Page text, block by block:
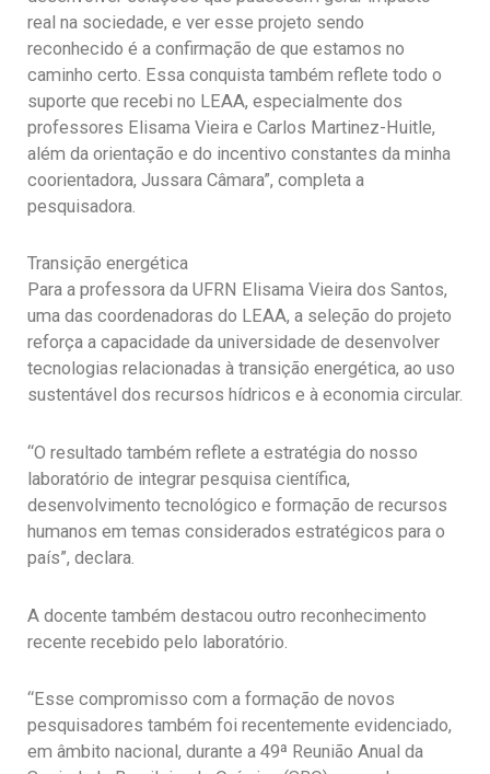
real na sociedade, e ver esse projeto sendo
reconhecido é a confirmação de que estamos no
caminho certo. Essa conquista também reflete todo o
suporte que recebi no LEAA, especialmente dos
professores Elisama Vieira e Carlos Martinez-Huitle,
além da orientação e do incentivo constantes da minha
coorientadora, Jussara Câmara”, completa a
pesquisadora.
Transição energética
Para a professora da UFRN Elisama Vieira dos Santos,
uma das coordenadoras do LEAA, a seleção do projeto
reforça a capacidade da universidade de desenvolver
tecnologias relacionadas à transição energética, ao uso
sustentável dos recursos hídricos e à economia circular.
“O resultado também reflete a estratégia do nosso
laboratório de integrar pesquisa científica,
desenvolvimento tecnológico e formação de recursos
humanos em temas considerados estratégicos para o
país”, declara.
A docente também destacou outro reconhecimento
recente recebido pelo laboratório.
“Esse compromisso com a formação de novos
pesquisadores também foi recentemente evidenciado,
em âmbito nacional, durante a 49ª Reunião Anual da